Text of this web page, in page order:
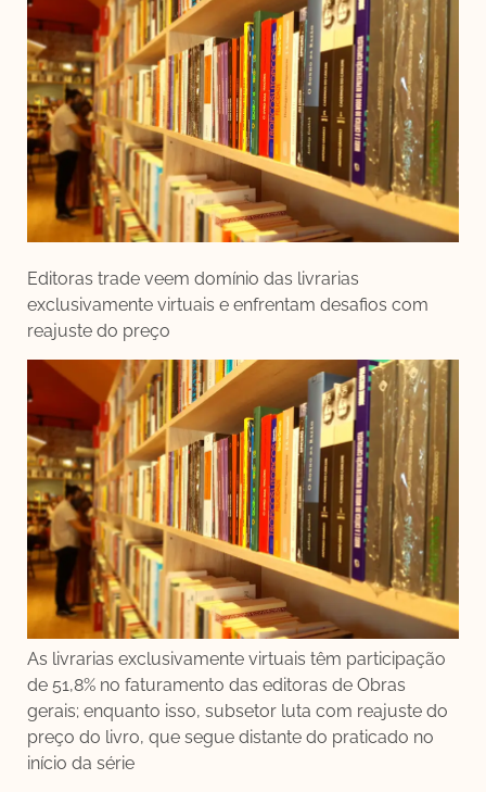
Editoras trade veem domínio das livrarias
exclusivamente virtuais e enfrentam desafios com
reajuste do preço
As livrarias exclusivamente virtuais têm participação
de 51,8% no faturamento das editoras de Obras
gerais; enquanto isso, subsetor luta com reajuste do
preço do livro, que segue distante do praticado no
início da série